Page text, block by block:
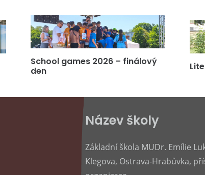
School games 2026 – finálový
den
Název školy
Základní škola MUDr. Emílie
Klegova, Ostrava-Hrabůvka,